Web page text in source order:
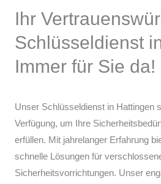
Ihr
Schlüsseldienst
Immer für Sie da!
Unser Schlüsseldienst in Hattingen
Verfügung, um Ihre
erfüllen. Mit jahrelanger Erfahrung
schnelle Lösungen für
Sicherheitsvorrichtungen. Unser